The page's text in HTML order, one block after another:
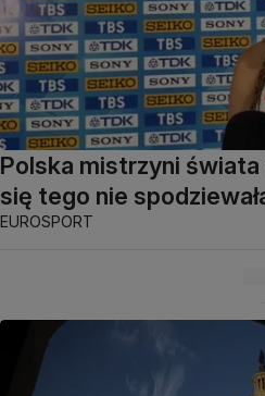
Polska mistrzyni
się tego nie
EUROSPORT